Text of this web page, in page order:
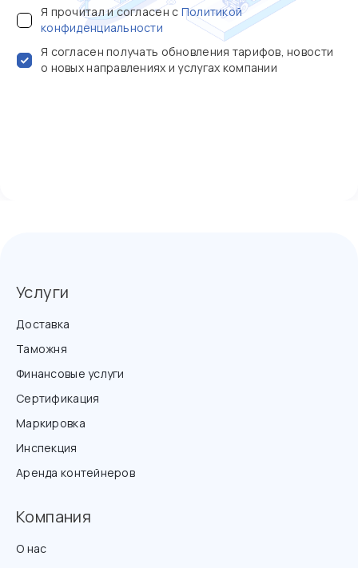
Я прочитал и согласен с Политикой
конфиденциальности
Я согласен получать обновления тарифов, новости
о новых направлениях и услугах компании
Услуги
Доставка
Таможня
Финансовые услуги
Сертификация
Маркировка
Инспекция
Аренда контейнеров
Компания
О нас